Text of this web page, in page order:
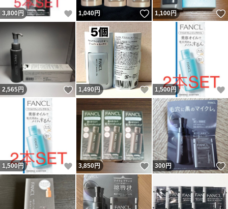
3,800 円 いいね！
1,040円 いいね！
1,100円
2,565円 いいね！
1,490 円 いいね！
1,500円
1,500円 いいね！
3,850円 いいね！
300円